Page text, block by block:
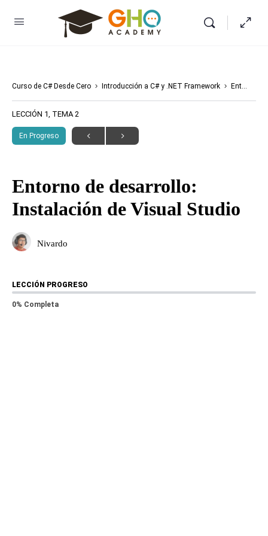
Curso de C# Desde Cero Introducción a C# y .NET Framework Entorno de desarrollo: Instalación de Visual Studio
LECCIÓN 1, TEMA 2
En Progreso
Entorno de desarrollo:
Instalación de Visual Studio
Nivardo
LECCIÓN PROGRESO
0% Completa